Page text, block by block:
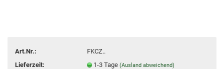
Art.Nr.:
FKCZ..
Lieferzeit:
1-3 Tage(Ausland abweichend)